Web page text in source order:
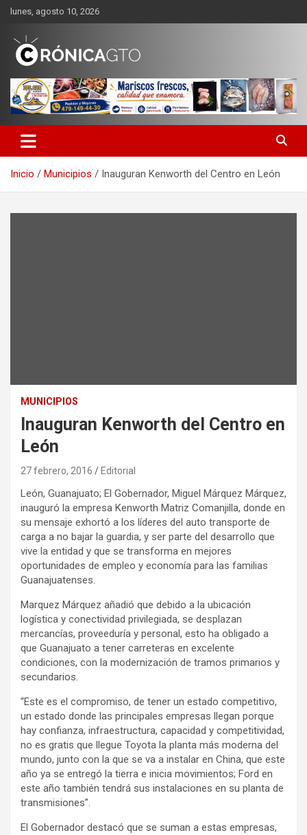
Saltar
contenido
lunes, agosto 10, 2026
CRONICA GUANAJUATO
Inicio Municipios Inauguran Kenworth del Centro en León
MUNICIPIOS
Inauguran Kenworth del Centro en
León
27 febrero, 2016 Editorial
León, Guanajuato; El Gobernador, Miguel Márquez Márquez,
inauguró la empresa Kenworth Matriz Comanjilla, donde en
su mensaje exhortó a los líderes del auto transporte de
carga a no bajar la guardia, y ser parte del desarrollo que
vive la entidad y que se transforma en mejores
oportunidades de empleo y economía para las familias
Guanajuatenses.
Marquez Márquez añadió que debido a la ubicación
logística y conectividad privilegiada, se desplazan
mercancías, proveeduría y personal, esto ha obligado a
que Guanajuato a tener carreteras en excelente
condiciones, con la modernización de tramos primarios y
secundarios.
“Este es el compromiso, de tener un estado competitivo,
un estado donde las principales empresas llegan porque
hay confianza, infraestructura, capacidad y competitividad,
no es gratis que llegue Toyota la planta más moderna del
mundo, junto con la que se va a instalar en China, que este
año ya se entregó la tierra e inicia movimientos; Ford en
este año también tendrá sus instalaciones en su planta de
transmisiones”.
El Gobernador destacó que se suman a estas empresas,